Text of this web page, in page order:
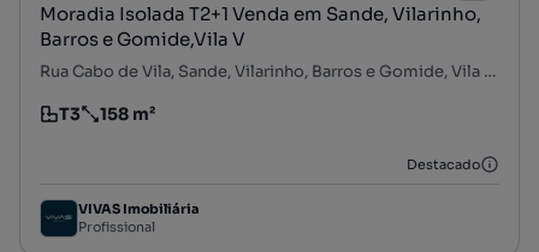
Moradia Isolada T2+1 Venda em Sande, Vilarinho,
Barros e Gomide,Vila V
Rua Cabo de Vila, Sande, Vilarinho, Barros e Gomide, Vila Verde, Braga
Tipologia
T3
Preço por metro quadrado
158 m²
Destacado
VIVAS Imobiliária
Profissional